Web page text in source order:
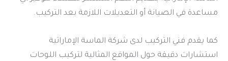
مساعدة في الصيانة أو التعديلات اللازمة بعد التركيب.
كما يقدم فني التركيب لدى شركة الماسة الإماراتية
استشارات دقيقة حول المواقع المثالية لتركيب اللوحات